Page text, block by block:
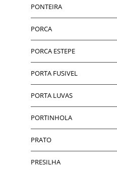
PONTEIRA
PORCA
PORCA ESTEPE
PORTA FUSIVEL
PORTA LUVAS
PORTINHOLA
PRATO
PRESILHA